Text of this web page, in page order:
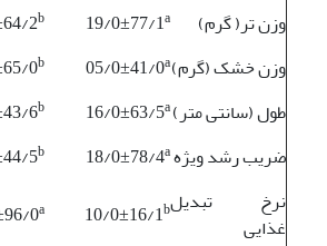
وزن تر( گرم)
19/0±77/1a
2b
وزن خشک (گرم) 05/0±41/0a
0b
طول (سانتی متر) 16/0±63/5a
6b
ضریب رشد ویژه 18/0±78/4a
5b
نرخ تبدیل
غذایی
10/0±16/1b
0a